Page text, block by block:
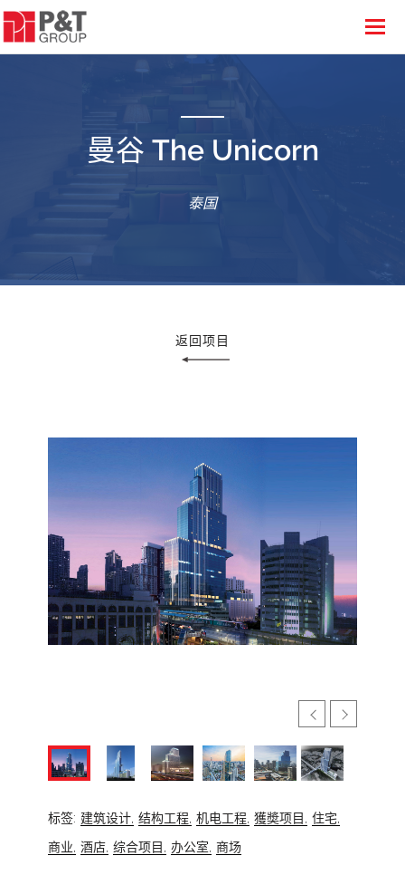
曼谷 The Unicorn
泰国
返回项目
标签: 建筑设计, 结构工程, 机电工程, 獲奬项目,
住宅,
商业, 酒店, 综合项目, 办公室, 商场